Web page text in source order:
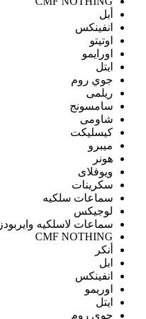
أبل
انفينكس
اوتيتو
اورايمو
ايتل
جوي روم
ريلمى
سامسونج
شاومى
كيسليكت
ميبرو
هونر
ويوفلاى
سكرينات
سماعات سلكيه
لوجيكس
سماعات لاسلكيه وايربودز
CMF NOTHING
أنكر
ابل
انفينكس
اوريمو
ايتل
جوي روم